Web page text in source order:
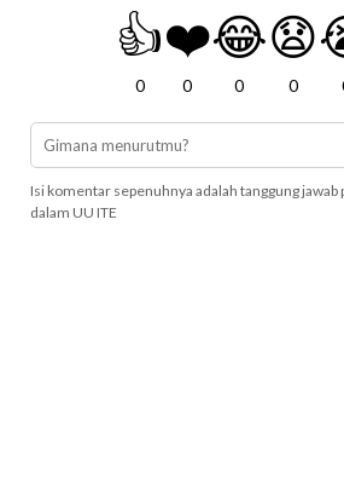
👍
0
❤️
0
😂
0
😧
0
Isi komentar sepenuhnya adalah tanggung jawab
dalam UU ITE